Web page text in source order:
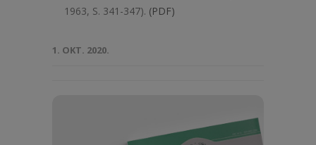
1963, S. 341-347). (PDF)
1. OKT. 2020.